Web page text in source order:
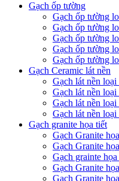
Gạch ốp tường
Gạch ốp tường
Gạch ốp tường
Gạch ốp tường
Gạch ốp tường
Gạch ốp tường
Gạch Ceramic lát nền
Gạch lát nền
Gạch lát nền
Gạch lát nền
Gạch lát nền
Gạch granite họa tiết
Gạch Granite
Gạch Granite
Gạch grainte
Gạch Granite
Gạch Granite